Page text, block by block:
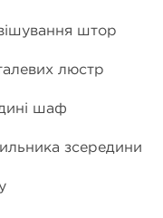
штор
люстр
шаф
зсередини